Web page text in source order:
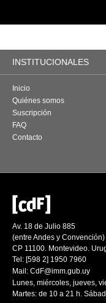
INSTITUCIONALES
Inicio
Quiénes somos
Suscripción
FAQ
Contacto
Av. 18 de Julio 885
(entre Andes y Convención)
CP 11100. Montevideo.
Tel: [598 2] 1950 7960
Mail: CdF@imm.gub.uy
Lunes, miércoles, jueves,
Martes: de 10 a 21 h.